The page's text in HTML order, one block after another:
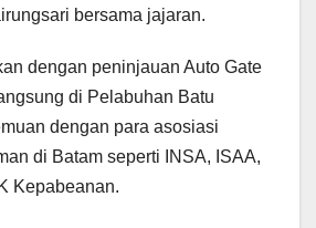
bersama jajaran.
dengan peninjauan Auto Gate
di Pelabuhan Batu
dengan para asosiasi
di Batam seperti INSA, ISAA,
Kepabeanan.